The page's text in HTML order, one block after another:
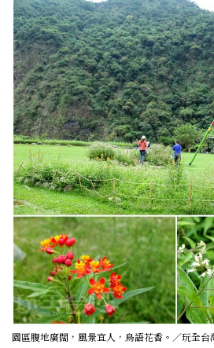
園區腹地廣闊，風景宜人，鳥語花香。／玩全